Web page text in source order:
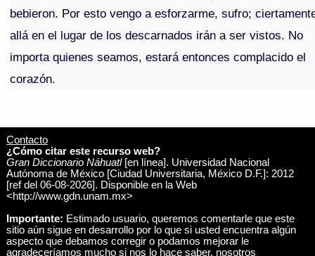
bebieron. Por esto vengo a esforzarme, sufro;
allá en el lugar de los descarnados irán a ser vistos. No
importa quienes seamos, estará entonces complacido el
corazón.
Contacto
¿Cómo citar este recurso web?
Gran Diccionario Náhuatl[en línea]. Universidad Nacional
Autónoma de México [Ciudad Universitaria, México D.F.]: 2012
[ref del 06-08-2026]. Disponible en la Web
<http://www.gdn.unam.mx>
Importante: Estimado usuario, queremos comentarle que este
sitio aún sigue en desarrollo por lo que si usted encuentra algún
aspecto que debamos corregir o podamos mejorar le
agradeceríamos mucho si nos lo hace saber, nosotros